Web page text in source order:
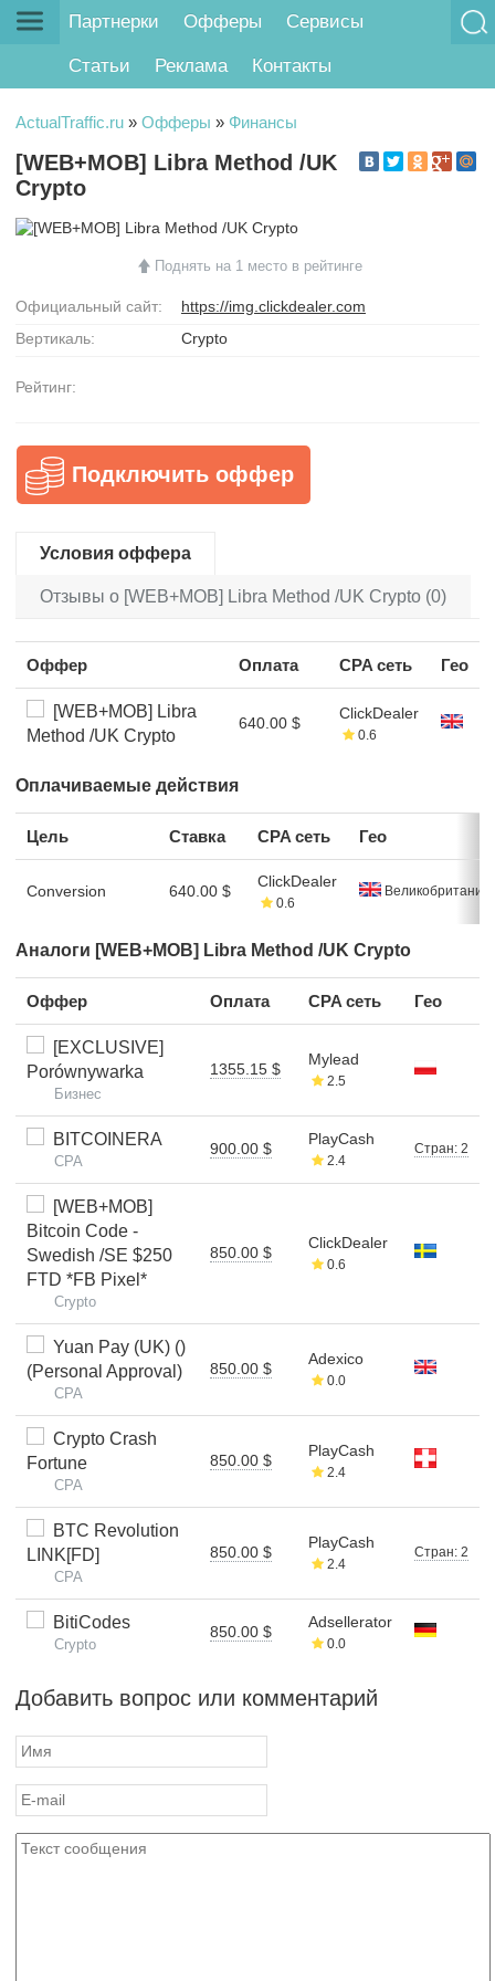
Партнерки Офферы Сервисы
Статьи Реклама Контакты
ActualTraffic.ru » Офферы » Финансы
[WEB+MOB] Libra Method /UK
Crypto
Поднять на 1 место в рейтинге
Официальный сайт:
https://img.clickdealer.com
Вертикаль:
Crypto
Рейтинг:
Подключить оффер
Условия оффера
Отзывы о [WEB+MOB] Libra Method /UK Crypto (0)
Оффер Оплата CPA сеть Гео
[WEB+MOB] Libra
Method /UK Crypto
640.00 $
ClickDealer
0.6
Оплачиваемые действия
Цель Ставка CPA сеть Гео
Conversion 640.00 $
ClickDealer
0.6
Великобритания
Аналоги [WEB+MOB] Libra Method /UK Crypto
Оффер Оплата CPA сеть Гео
[EXCLUSIVE]
Porównywarka
Бизнес
1355.15 $
Mylead
2.5
BITCOINERA
CPA
900.00 $
PlayCash
2.4
Стран: 2
[WEB+MOB]
Bitcoin Code -
Swedish /SE $250
FTD *FB Pixel*
Crypto
850.00 $
ClickDealer
0.6
Yuan Pay (UK) ()
(Personal Approval)
CPA
850.00 $
Adexico
0.0
Crypto Crash
Fortune
CPA
850.00 $
PlayCash
2.4
BTC Revolution
LINK[FD]
CPA
850.00 $
PlayCash
2.4
Стран: 2
BitiCodes
Crypto
850.00 $
Adsellerator
0.0
Добавить вопрос или комментарий